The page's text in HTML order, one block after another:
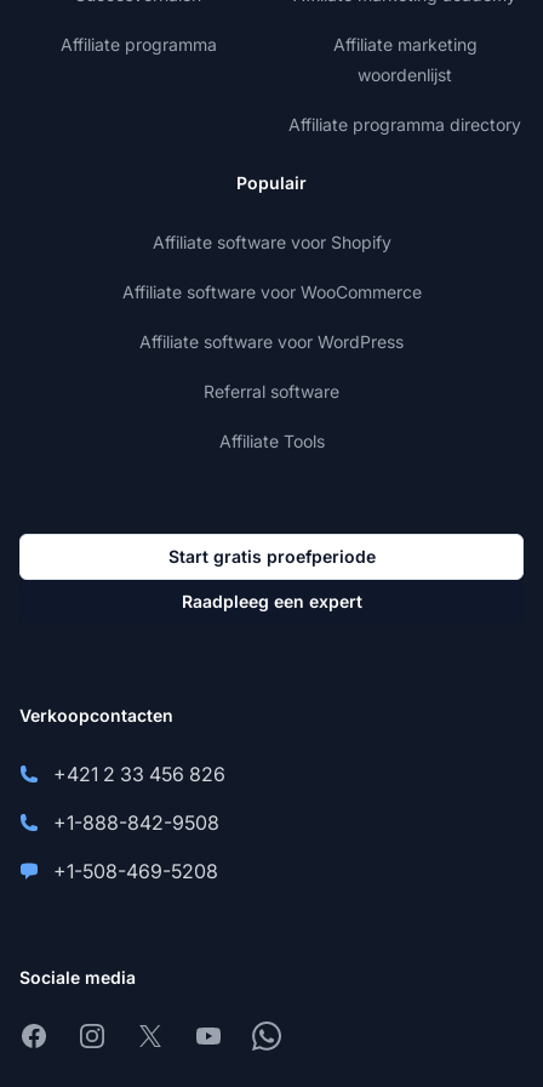
Affiliate programma
Affiliate marketing
woordenlijst
Affiliate programma directory
Populair
Affiliate software voor Shopify
Affiliate software voor WooCommerce
Affiliate software voor WordPress
Referral software
Affiliate Tools
Start gratis proefperiode
Raadpleeg een expert
Verkoopcontacten
+421 2 33 456 826
+1-888-842-9508
+1-508-469-5208
Sociale media
FacebookInstagram
X YoutubeWhatsapp